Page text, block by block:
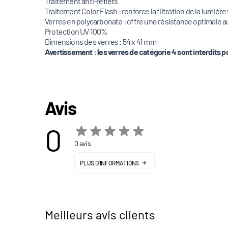
Traitement Color Flash : renforce la filtration de la
Verres en polycarbonate : offre une résistance optimale
Protection UV 100%
Dimensions des verres : 54 x 41 mm
Avertissement : les verres de catégorie 4 sont interdits
Avis
0 0 avis
PLUS D'INFORMATIONS
Meilleurs avis clients